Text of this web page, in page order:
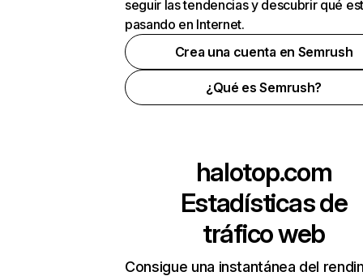
seguir las tendencias y descubrir qué
pasando en Internet.
Crea una cuenta en Semrush
¿Qué es Semrush?
halotop.com
Estadísticas de
tráfico web
Consigue una instantánea del